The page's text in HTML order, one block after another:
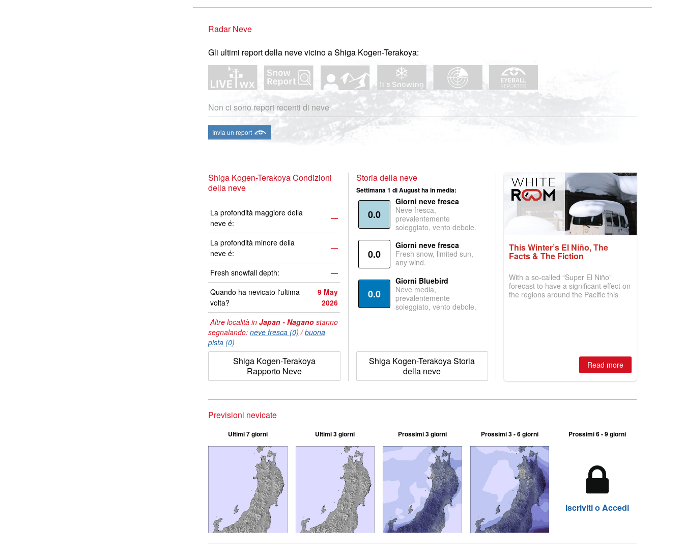
Radar Neve
Gli ultimi report della neve vicino a Shiga Kogen-Terakoya:
Non ci sono report recenti di neve
Invia un report
Shiga Kogen-Terakoya Condizioni
della neve
La profondità maggiore della
neve é:
—
La profondità minore della
neve é:
—
Fresh snowfall depth:
—
Quando ha nevicato l'ultima
volta?
9 May
2026
Altre località in Japan - Nagano stanno
segnalando: neve fresca (0) /buona
pista (0)
Shiga Kogen-Terakoya
Rapporto Neve
Storia della neve
Settimana 1 di August ha in media:
0.0
Giorni neve fresca
Neve fresca,
prevalentemente
soleggiato, vento debole.
0.0
Giorni neve fresca
Fresh snow, limited sun,
any wind.
0.0
Giorni Bluebird
Neve media,
prevalentemente
soleggiato, vento debole.
Shiga Kogen-Terakoya Storia
della neve
This Winter’s El Niño, The
Facts & The Fiction
With a so-called “Super El Niño”
forecast to have a significant effect on
the regions around the Pacific this
Read more
Previsioni nevicate
Ultimi 7 giorni Ultimi 3 giorni Prossimi 3 giorni Prossimi 3 - 6 giorni Prossimi 6 - 9 giorni
Iscriviti o Accedi